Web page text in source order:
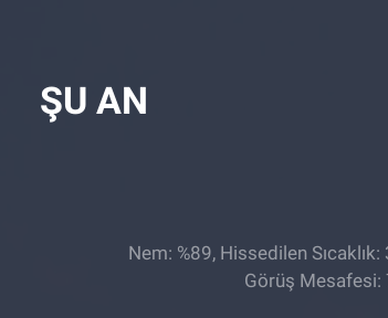
ŞU AN
Nem: %89, Hissedilen Sıcaklık:
Görüş Mesafesi: